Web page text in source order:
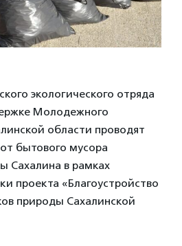
экологического отряда
Молодежного
области проводят
бытового мусора
Сахалина в рамках
проекта «Благоустройство
природы Сахалинской